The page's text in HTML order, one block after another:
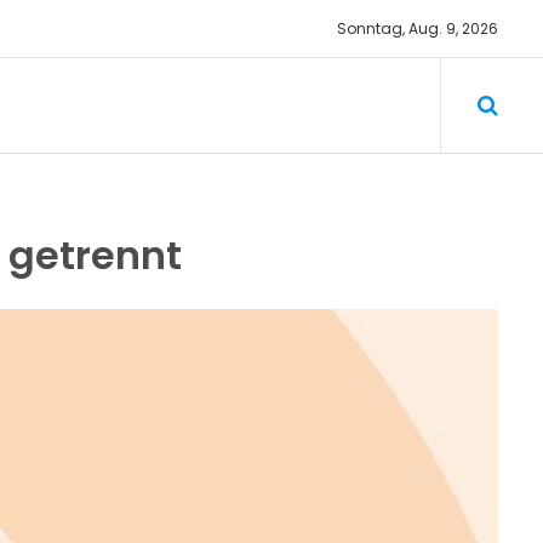
Sonntag, Aug. 9, 2026
getrennt